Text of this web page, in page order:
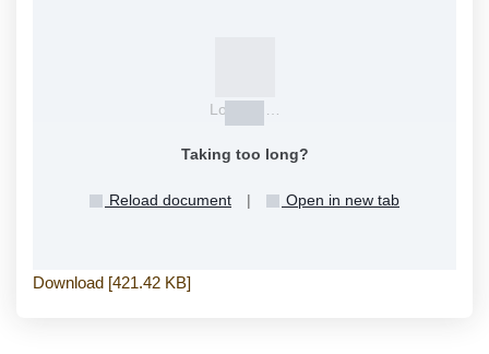
Loading…
Taking too long?
Reload document | Open in new tab
Download [421.42 KB]